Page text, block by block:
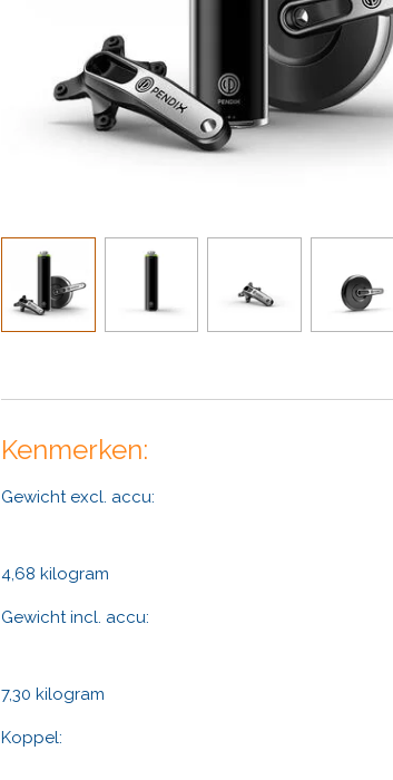
Kenmerken:
Gewicht excl. accu:
4,68 kilogram
Gewicht incl. accu:
7,30 kilogram
Koppel: